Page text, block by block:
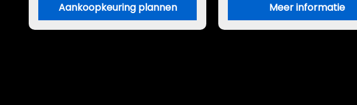
Aankoopkeuring plannen
Meer informatie